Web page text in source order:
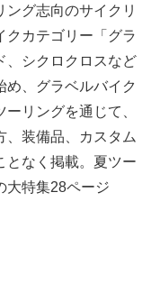
グ志向のサイクリ
クカテゴリー「グラ
、シクロクロスなど
め、グラベルバイク
リングを通じて、
、装備品、カスタム
となく掲載。夏ツー
大特集28ページ